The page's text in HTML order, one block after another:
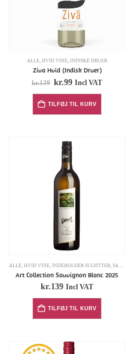
INDEHOLDER SULFITTER
ALLE, HVID VINE, INDISKE DRUER
Ziva Hvid (Indisk Druer)
kr.139 kr.99 Incl VAT
TILFØJ TIL KURV
ALLE HVID VINE INDEHOLDER SULFITTER SAUVIGNON BLANC
Art Collection Sauvignon Blanc 2025
kr.139 Incl VAT
TILFØJ TIL KURV